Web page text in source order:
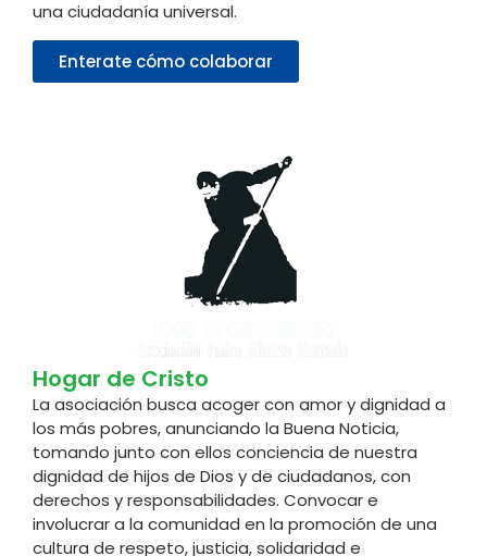
una ciudadanía universal.
Enterate cómo colaborar
Hogar de Cristo
La asociación busca acoger con amor y dignidad a
los más pobres, anunciando la Buena Noticia,
tomando junto con ellos conciencia de nuestra
dignidad de hijos de Dios y de ciudadanos, con
derechos y responsabilidades. Convocar e
involucrar a la comunidad en la promoción de una
cultura de respeto, justicia, solidaridad e